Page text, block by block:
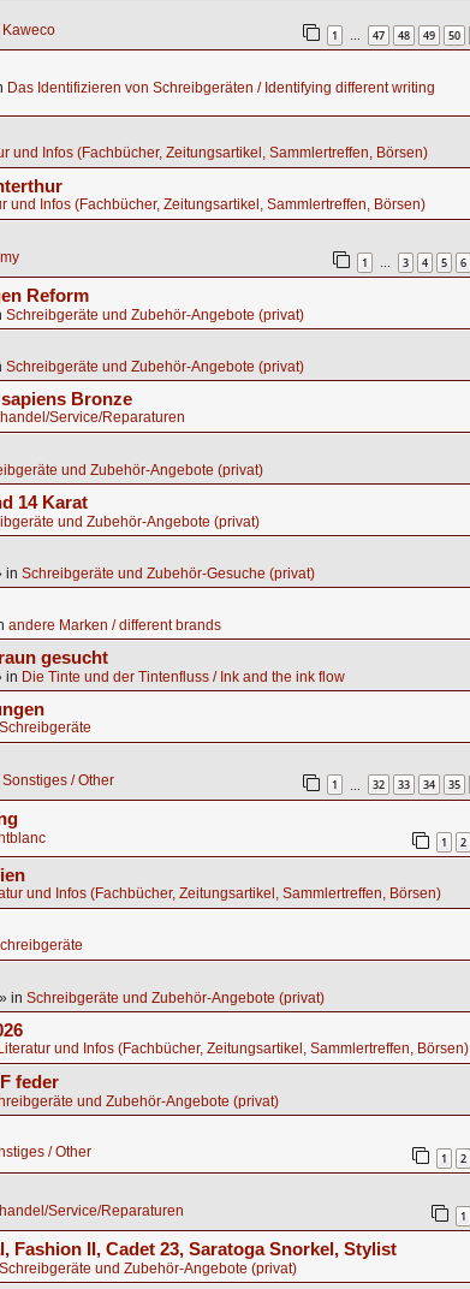
Kaweco 1 47 48 49 50
Das Identifizieren von Schreibgeräten / Identifying different writing
und Infos (Fachbücher, Zeitungsartikel, Sammlertreffen, Börsen)
und Infos (Fachbücher, Zeitungsartikel, Sammlertreffen, Börsen)
1 3 4 5 6
Reform
Schreibgeräte und Zubehör-Angebote (privat)
Schreibgeräte und Zubehör-Angebote (privat)
Bronze
Service/Reparaturen
und Zubehör-Angebote (privat)
14 Karat
und Zubehör-Angebote (privat)
in Schreibgeräte und Zubehör-Gesuche (privat)
andere Marken / different brands
gesucht
in Die Tinte und der Tintenfluss / Ink and the ink flow
Sonstiges / Other 1 32 33 34 35
1 2
und Infos (Fachbücher, Zeitungsartikel, Sammlertreffen, Börsen)
» in Schreibgeräte und Zubehör-Angebote (privat)
Literatur und Infos (Fachbücher, Zeitungsartikel, Sammlertreffen, Börsen)
feder
und Zubehör-Angebote (privat)
/ Other 1 2
Service/Reparaturen 1
Fashion II, Cadet 23, Saratoga Snorkel, Stylist
Schreibgeräte und Zubehör-Angebote (privat)